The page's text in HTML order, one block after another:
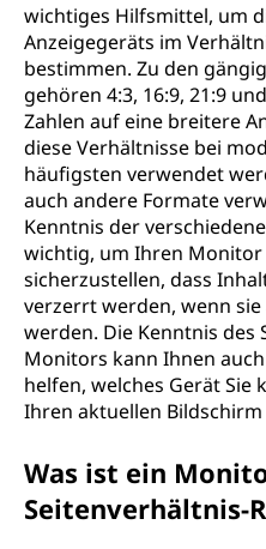
wichtiges Hilfsmittel, um
Anzeigegeräts im
bestimmen. Zu den
gehören 4:3, 16:9, 21:9
Zahlen auf eine breitere
diese Verhältnisse bei
häufigsten verwendet
auch andere Formate
Kenntnis der
wichtig, um Ihren
sicherzustellen, dass
verzerrt werden, wenn
werden. Die Kenntnis des
Monitors kann Ihnen
helfen, welches Gerät Sie
Ihren aktuellen
Was ist ein
Seitenverhältnis-